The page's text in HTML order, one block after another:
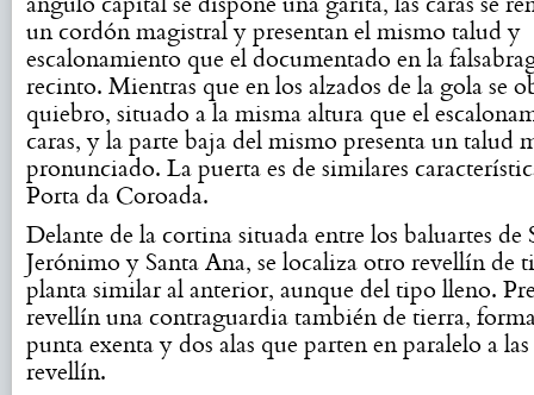
un cordón magistral y presentan el mismo talud y
escalonamiento que el documentado en la
recinto. Mientras que en los alzados de la gola se
quiebro, situado a la misma altura que el
caras, y la parte baja del mismo presenta un talud
pronunciado. La puerta es de similares
Porta da Coroada.
Delante de la cortina situada entre los baluartes de
Jerónimo y Santa Ana, se localiza otro revellín de
planta similar al anterior, aunque del tipo lleno.
revellín una contraguardia también de tierra,
punta exenta y dos alas que parten en paralelo a las
revellín.